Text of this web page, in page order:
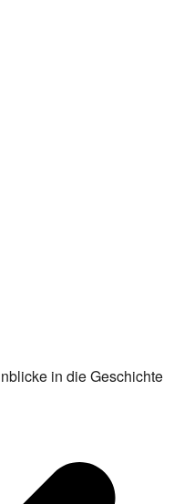
in die Geschichte